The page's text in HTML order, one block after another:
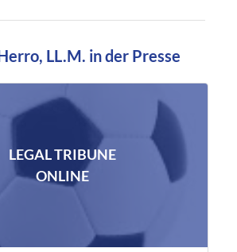
LL.M. in der Presse
LEGAL TRIBUNE
ONLINE